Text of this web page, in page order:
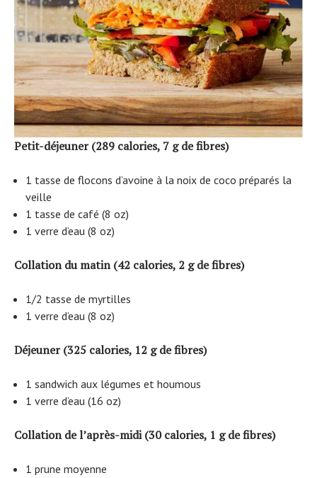
Petit-déjeuner (289 calories, 7 g de fibres)
1 tasse de flocons d’avoine à la noix de coco préparés la
veille
1 tasse de café (8 oz)
1 verre d’eau (8 oz)
Collation du matin (42 calories, 2 g de fibres)
1/2 tasse de myrtilles
1 verre d’eau (8 oz)
Déjeuner (325 calories, 12 g de fibres)
1 sandwich aux légumes et houmous
1 verre d’eau (16 oz)
Collation de l’après-midi (30 calories, 1 g de fibres)
1 prune moyenne